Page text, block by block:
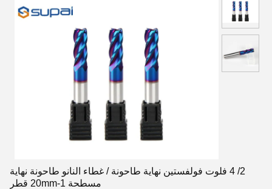
2/ 4 فلوت فولفستين نهاية طاحونة / غطاء النانو طاحونة نهاية
مسطحة 1-20mm قطر